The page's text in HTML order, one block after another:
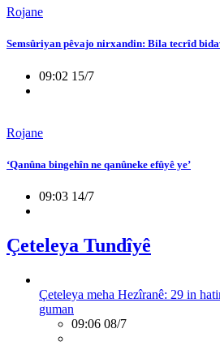
Rojane
Semsûriyan pêvajo nirxandin: Bila tecrîd
09:02 15/7
Rojane
‘Qanûna bingehîn ne qanûneke efûyê ye’
09:03 14/7
Çeteleya Tundîyê
Çeteleya meha Hezîranê: 29 in
guman
09:06 08/7